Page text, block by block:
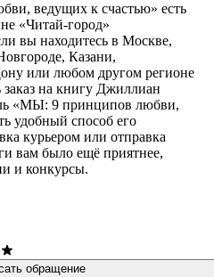
ведущих к счастью» есть
«Читай-город»
вы находитесь в Москве,
Казани,
или любом другом регионе
на книгу Джиллиан
«МЫ: 9 принципов любви,
удобный способ его
курьером или отправка
вам было ещё приятнее,
и конкурсы.
обращение